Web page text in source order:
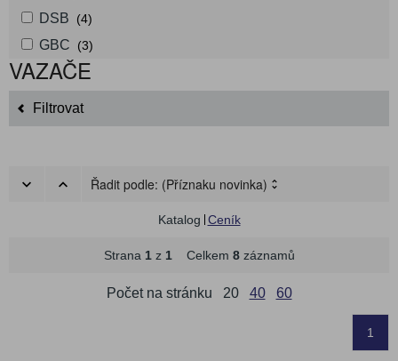
DSB (4)
GBC (3)
VAZAČE
Filtrovat
Řadit podle: (Příznaku novinka)
Katalog Ceník
Strana 1z 1Celkem 8záznamů
Počet na stránku 20 40 60
1